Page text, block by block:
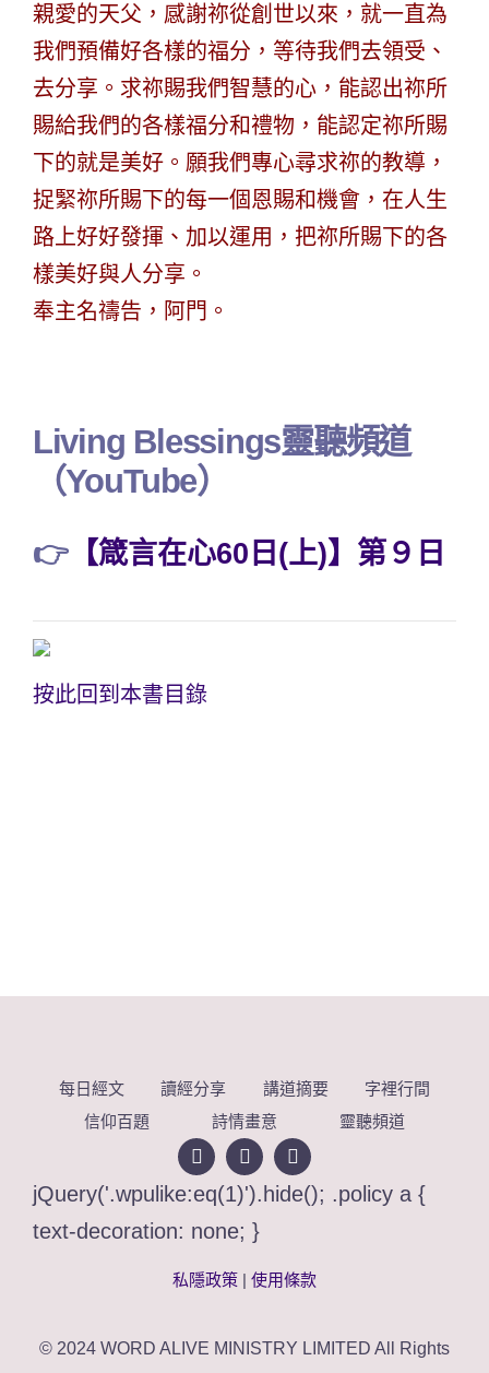
親愛的天父，感謝祢從創世以來，就一直為
我們預備好各樣的福分，等待我們去領受、
去分享。求祢賜我們智慧的心，能認出祢所
賜給我們的各樣福分和禮物，能認定祢所賜
下的就是美好。 願我們專心尋求祢的教導，
捉緊祢所賜下的每一個恩賜和機會，在人生
路上好好發揮、加以運用，把祢所賜下的各
樣美好與人分享。
奉主名禱告，阿門。
Living Blessings靈聽頻道
（YouTube）
👉【箴言在心60日(上)】第９日
按此回到本書目錄
每日經文 讀經分享 講道摘要
字裡行間
信仰百題
詩情畫意 靈聽頻道
jQuery('.wpulike:eq(1)').hide(); .policy a {
text-decoration: none; }
私隱政策 | 使用條款
© 2024 WORD ALIVE MINISTRY LIMITED All Rights